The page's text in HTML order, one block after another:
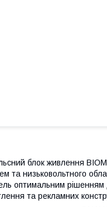
блок живлення
та низьковольтного
оптимальним рішенням
та рекламних